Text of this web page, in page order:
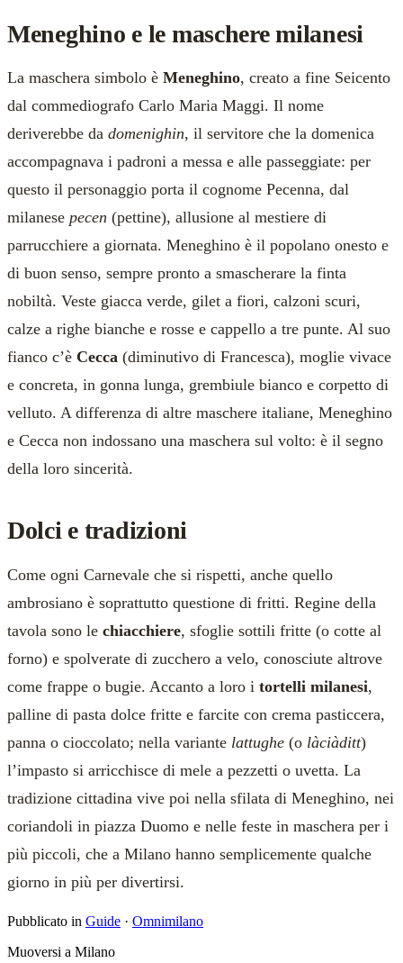
Meneghino e le maschere milanesi
La maschera simbolo è Meneghino, creato a fine Seicento
dal commediografo Carlo Maria Maggi. Il nome
deriverebbe da domenighin, il servitore che la domenica
accompagnava i padroni a messa e alle passeggiate: per
questo il personaggio porta il cognome Pecenna, dal
milanese pecen (pettine), allusione al mestiere di
parrucchiere a giornata. Meneghino è il popolano onesto e
di buon senso, sempre pronto a smascherare la finta
nobiltà. Veste giacca verde, gilet a fiori, calzoni scuri,
calze a righe bianche e rosse e cappello a tre punte. Al suo
fianco c’è Cecca (diminutivo di Francesca), moglie vivace
e concreta, in gonna lunga, grembiule bianco e corpetto di
velluto. A differenza di altre maschere italiane, Meneghino
e Cecca non indossano una maschera sul volto: è il segno
della loro sincerità.
Dolci e tradizioni
Come ogni Carnevale che si rispetti, anche quello
ambrosiano è soprattutto questione di fritti. Regine della
tavola sono le chiacchiere, sfoglie sottili fritte (o cotte al
forno) e spolverate di zucchero a velo, conosciute altrove
come frappe o bugie. Accanto a loro i tortelli milanesi,
palline di pasta dolce fritte e farcite con crema pasticcera,
panna o cioccolato; nella variante lattughe (o làciàditt)
l’impasto si arricchisce di mele a pezzetti o uvetta. La
tradizione cittadina vive poi nella sfilata di Meneghino, nei
coriandoli in piazza Duomo e nelle feste in maschera per i
più piccoli, che a Milano hanno semplicemente qualche
giorno in più per divertirsi.
Pubblicato in Guide · Omnimilano
Muoversi a Milano